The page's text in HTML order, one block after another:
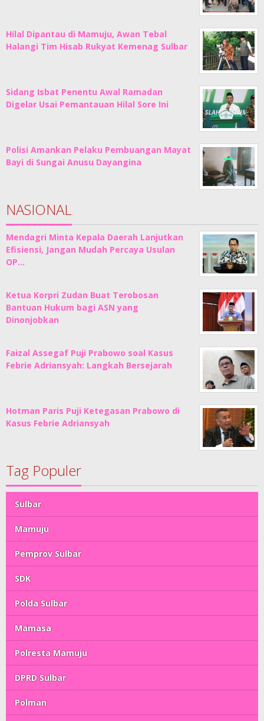
Hilal Dipantau di Mamuju, Awan Tebal
Halangi Tim Hisab Rukyat Kemenag Sulbar
Sidang Isbat Penentu Awal Ramadan
Digelar Usai Pemantauan Hilal Sore Ini
Polisi Amankan Pelaku Pembuangan Mayat
Bayi di Sungai Anusu Dayangina
NASIONAL
Mendagri Minta Kepala Daerah Lanjutkan
Efisiensi, Jangan Mudah Percaya Usulan
OP…
Ketua Korpri Zudan Buat Terobosan
Bantuan Hukum bagi ASN yang
Dinonjobkan
Faizal Assegaf Puji Prabowo soal Kasus
Febrie Adriansyah: Langkah Bersejarah
Hotman Paris Puji Ketegasan Prabowo di
Kasus Febrie Adriansyah
Tag Populer
Sulbar
Mamuju
Pemprov Sulbar
SDK
Polda Sulbar
Mamasa
Polresta Mamuju
DPRD Sulbar
Polman